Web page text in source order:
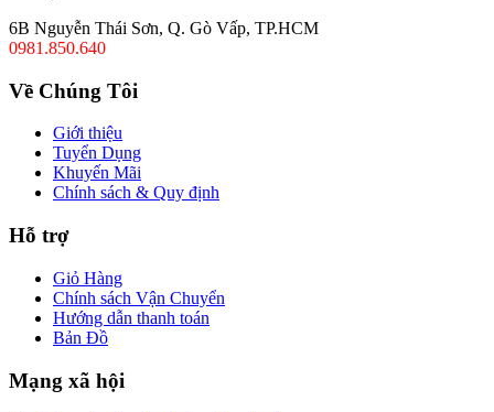
6B Nguyễn Thái Sơn, Q. Gò Vấp, TP.HCM
0981.850.640
Về Chúng Tôi
Giới thiệu
Tuyển Dụng
Khuyến Mãi
Chính sách & Quy định
Hỗ trợ
Giỏ Hàng
Chính sách Vận Chuyển
Hướng dẫn thanh toán
Bản Đồ
Mạng xã hội